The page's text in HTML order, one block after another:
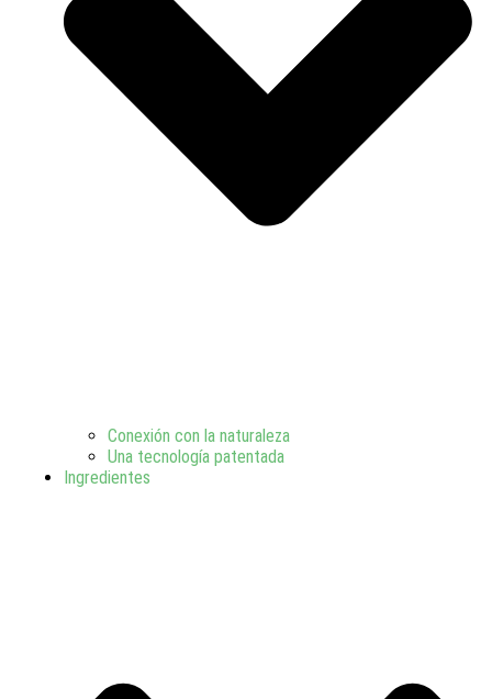
Conexión con la naturaleza
Una tecnología patentada
Ingredientes